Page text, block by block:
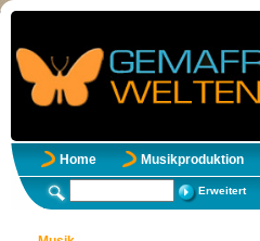
Home Musikproduktion
Erweitert